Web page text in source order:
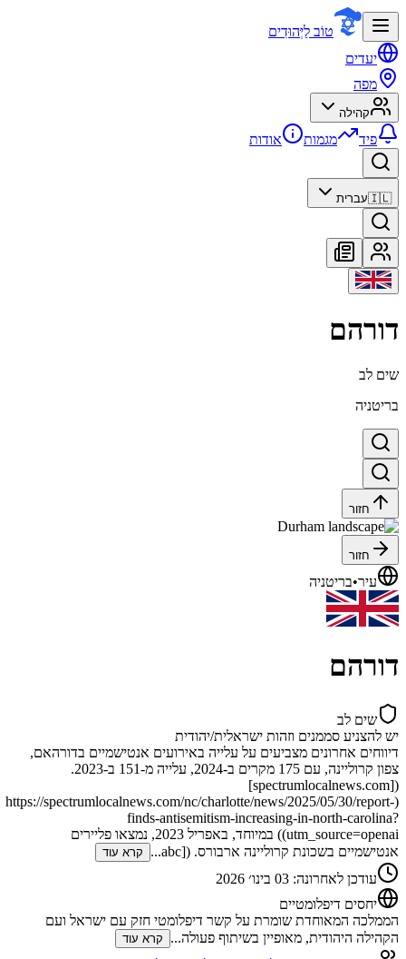
טוֹב לַיְּהוּדִים
יעדים
מפה
קהילה
פיד מגמות אודות
🇮🇱עברית
דורהם
שים לב
בריטניה
חזור
חזור
עיר•בריטניה
דורהם
שים לב
יש להצניע סממנים וזהות ישראלית/יהודית
דיווחים אחרונים מצביעים על עלייה באירועים אנטישמיים בדורהאם,
צפון קרוליינה, עם 175 מקרים ב-2024, עלייה מ-151 ב-2023.
([spectrumlocalnews.com]
(https://spectrumlocalnews.com/nc/charlotte/news/2025/05/30/report-
finds-antisemitism-increasing-in-north-carolina?
utm_source=openai)) במיוחד, באפריל 2023, נמצאו פליירים
אנטישמיים בשכונת קרוליינה ארבורס. ([abc
... קרא עוד
עודכן לאחרונה: 03 בינו׳ 2026
יחסים דיפלומטיים
הממלכה המאוחדת שומרת על קשר דיפלומטי חזק עם ישראל ועם
הקהילה היהודית, מאופיין בשיתוף פעולה... קרא עוד